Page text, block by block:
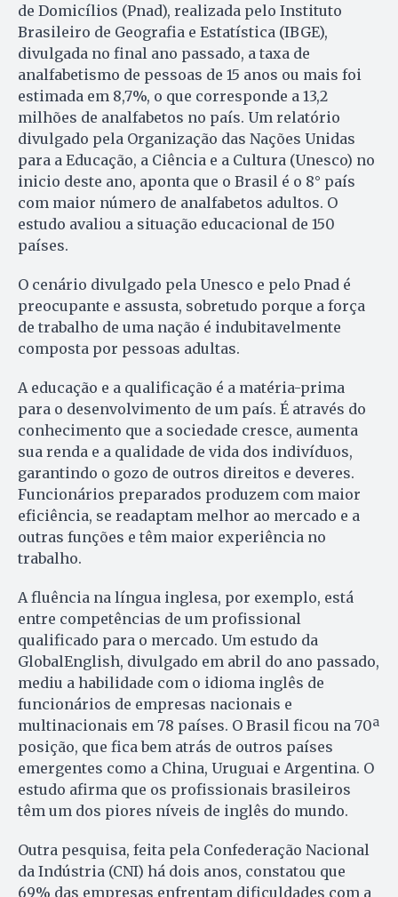
de Domicílios (Pnad), realizada pelo Instituto
Brasileiro de Geografia e Estatística (IBGE),
divulgada no final ano passado, a taxa de
analfabetismo de pessoas de 15 anos ou mais foi
estimada em 8,7%, o que corresponde a 13,2
milhões de analfabetos no país. Um relatório
divulgado pela Organização das Nações Unidas
para a Educação, a Ciência e a Cultura (Unesco) no
inicio deste ano, aponta que o Brasil é o 8° país
com maior número de analfabetos adultos. O
estudo avaliou a situação educacional de 150
países.
O cenário divulgado pela Unesco e pelo Pnad é
preocupante e assusta, sobretudo porque a força
de trabalho de uma nação é indubitavelmente
composta por pessoas adultas.
A educação e a qualificação é a matéria-prima
para o desenvolvimento de um país. É através do
conhecimento que a sociedade cresce, aumenta
sua renda e a qualidade de vida dos indivíduos,
garantindo o gozo de outros direitos e deveres.
Funcionários preparados produzem com maior
eficiência, se readaptam melhor ao mercado e a
outras funções e têm maior experiência no
trabalho.
A fluência na língua inglesa, por exemplo, está
entre competências de um profissional
qualificado para o mercado. Um estudo da
GlobalEnglish, divulgado em abril do ano passado,
mediu a habilidade com o idioma inglês de
funcionários de empresas nacionais e
multinacionais em 78 países. O Brasil ficou na 70ª
posição, que fica bem atrás de outros países
emergentes como a China, Uruguai e Argentina. O
estudo afirma que os profissionais brasileiros
têm um dos piores níveis de inglês do mundo.
Outra pesquisa, feita pela Confederação Nacional
da Indústria (CNI) há dois anos, constatou que
69% das empresas enfrentam dificuldades com a